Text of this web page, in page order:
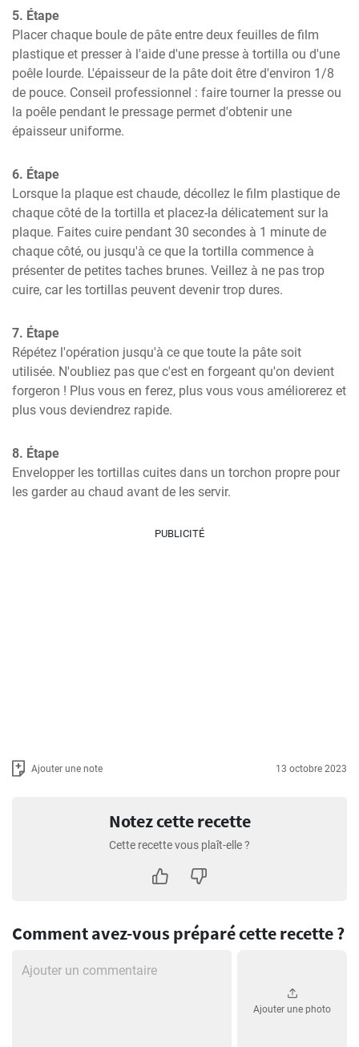
5. Étape
Placer chaque boule de pâte entre deux feuilles de film
plastique et presser à l'aide d'une presse à tortilla ou d'une
poêle lourde. L'épaisseur de la pâte doit être d'environ 1/8
de pouce. Conseil professionnel : faire tourner la presse ou
la poêle pendant le pressage permet d'obtenir une
épaisseur uniforme.
6. Étape
Lorsque la plaque est chaude, décollez le film plastique de
chaque côté de la tortilla et placez-la délicatement sur la
plaque. Faites cuire pendant 30 secondes à 1 minute de
chaque côté, ou jusqu'à ce que la tortilla commence à
présenter de petites taches brunes. Veillez à ne pas trop
cuire, car les tortillas peuvent devenir trop dures.
7. Étape
Répétez l'opération jusqu'à ce que toute la pâte soit
utilisée. N'oubliez pas que c'est en forgeant qu'on devient
forgeron ! Plus vous en ferez, plus vous vous améliorerez et
plus vous deviendrez rapide.
8. Étape
Envelopper les tortillas cuites dans un torchon propre pour
les garder au chaud avant de les servir.
PUBLICITÉ
Ajouter une note 13 octobre 2023
Notez cette recette
Cette recette vous plaît-elle ?
Comment avez-vous préparé cette recette ?
Ajouter une photo